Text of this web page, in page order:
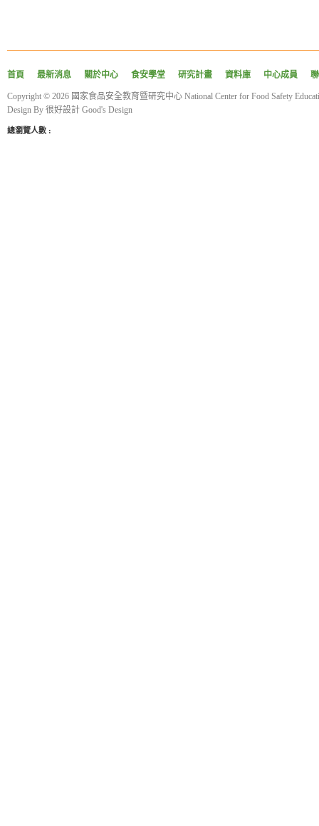
首頁 最新消息 關於中心 食安學堂 研究計畫 資料庫 中心成員
Copyright © 2026 國家食品安全教育暨研究中心 National Center for Food Safety
Design By 很好設計 Good's Design
總瀏覽人數 :